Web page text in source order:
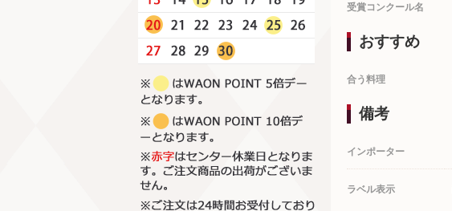
受賞コンクール名
おすすめ
合う料理
備考
インポーター
ラベル表示